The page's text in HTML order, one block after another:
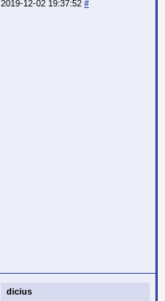
2019-12-02 19:37:52 #
dicius